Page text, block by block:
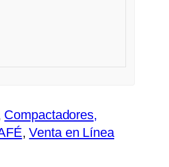
Compactadores,
, Venta en Línea